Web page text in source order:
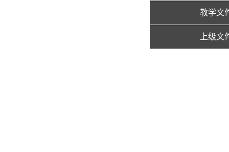
教学文
上级文